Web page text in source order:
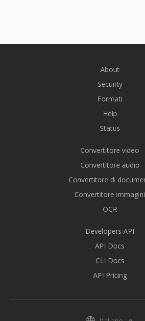
About
Security
Formati
Help
Status
Convertitore video
Convertitore audio
Convertitore di
Convertitore immagini
OCR
Developers API
API Docs
CLI Docs
API Pricing